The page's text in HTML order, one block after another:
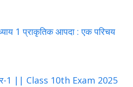
1 प्राकृतिक आपदा : एक परिचय
1 || Class 10th Exam 2025